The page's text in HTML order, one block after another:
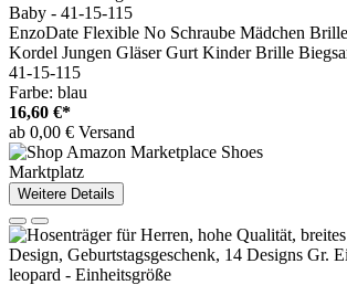
EnzoDate Flexible No Schraube Mädchen
Kordel Jungen Gläser Gurt Kinder Brille
41-15-115
Farbe: blau
16,60 €*
ab 0,00 € Versand
Marktplatz
Weitere Details